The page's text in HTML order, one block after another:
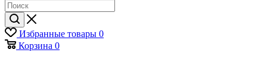
Избранные товары 0
Корзина 0